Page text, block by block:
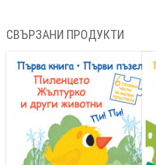
СВЪРЗАНИ ПРОДУКТИ